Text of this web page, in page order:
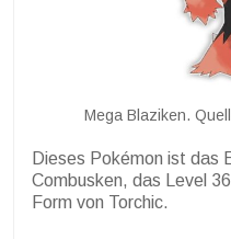
Mega Blaziken.
Dieses Pokémon ist das
Combusken, das Level
Form von Torchic.